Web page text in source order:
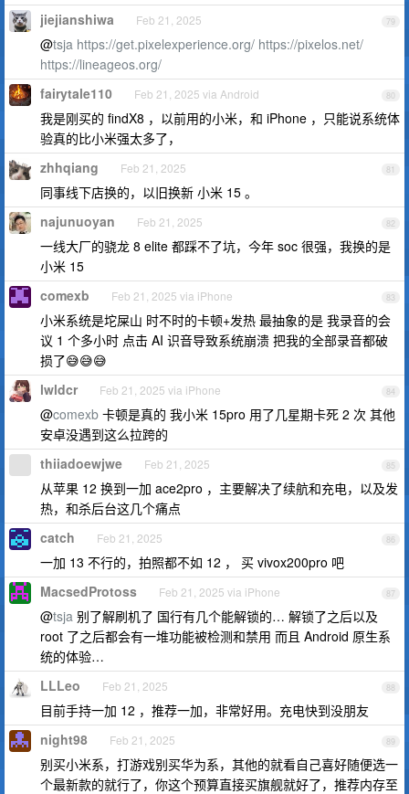
79
jiejianshiwa Feb 21, 2025
@tsja https://get.pixelexperience.org/ https://pixelos.net/
https://lineageos.org/
80
fairytale110 Feb 21, 2025 via Android
我是刚买的 findX8 ，以前用的小米，和 iPhone ，只能说系统体
验真的比小米强太多了，
81
zhhqiang Feb 21, 2025
同事线下店换的，以旧换新 小米 15 。
82
najunuoyan Feb 21, 2025
一线大厂的骁龙 8 elite 都踩不了坑，今年 soc 很强，我换的是
小米 15
83
comexb Feb 21, 2025 via iPhone
小米系统是坨屎山 时不时的卡顿+发热 最抽象的是 我录音的会
议 1 个多小时 点击 AI 识音导致系统崩溃 把我的全部录音都破
损了😅😅😅
84
lwldcr Feb 21, 2025 via iPhone
@comexb 卡顿是真的 我小米 15pro 用了几星期卡死 2 次 其他
安卓没遇到这么拉跨的
85
thiiadoewjwe Feb 21, 2025
从苹果 12 换到一加 ace2pro ，主要解决了续航和充电，以及发
热，和杀后台这几个痛点
86
catch Feb 21, 2025
一加 13 不行的，拍照都不如 12 ， 买 vivox200pro 吧
87
MacsedProtoss Feb 21, 2025 via iPhone
@tsja 别了解刷机了 国行有几个能解锁的… 解锁了之后以及
root 了之后都会有一堆功能被检测和禁用 而且 Android 原生系
统的体验…
88
LLLeo Feb 21, 2025
目前手持一加 12 ，推荐一加，非常好用。充电快到没朋友
89
night98 Feb 21, 2025
别买小米系，打游戏别买华为系，其他的就看自己喜好随便选一
个最新款的就行了，你这个预算直接买旗舰就好了，推荐内存至